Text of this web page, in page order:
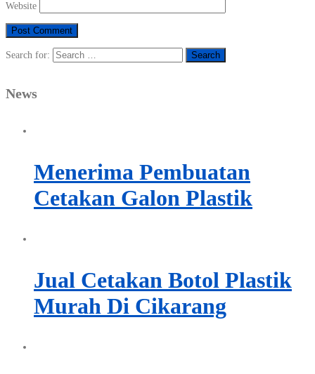
Website
Search for:
News
Menerima Pembuatan
Cetakan Galon Plastik
Jual Cetakan Botol Plastik
Murah Di Cikarang